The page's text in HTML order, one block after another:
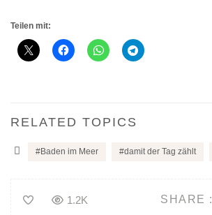
Teilen mit:
RELATED TOPICS
Baden im Meer damit der Tag zählt
SHARE :
1.2K